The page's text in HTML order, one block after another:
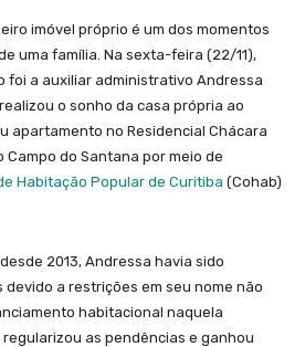
imóvel próprio é um dos momentos
uma família. Na sexta-feira (22/11),
foi a auxiliar administrativo Andressa
o sonho da casa própria ao
apartamento no Residencial Chácara
do Santana por meio de
Habitação Popular de Curitiba (Cohab)
2013, Andressa havia sido
devido a restrições em seu nome não
habitacional naquela
as pendências e ganhou